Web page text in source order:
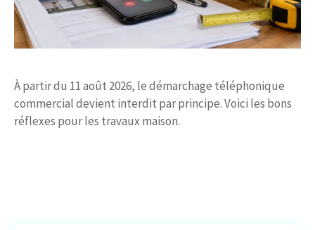
À partir du 11 août 2026, le démarchage téléphonique
commercial devient interdit par principe. Voici les bons
réflexes pour les travaux maison.